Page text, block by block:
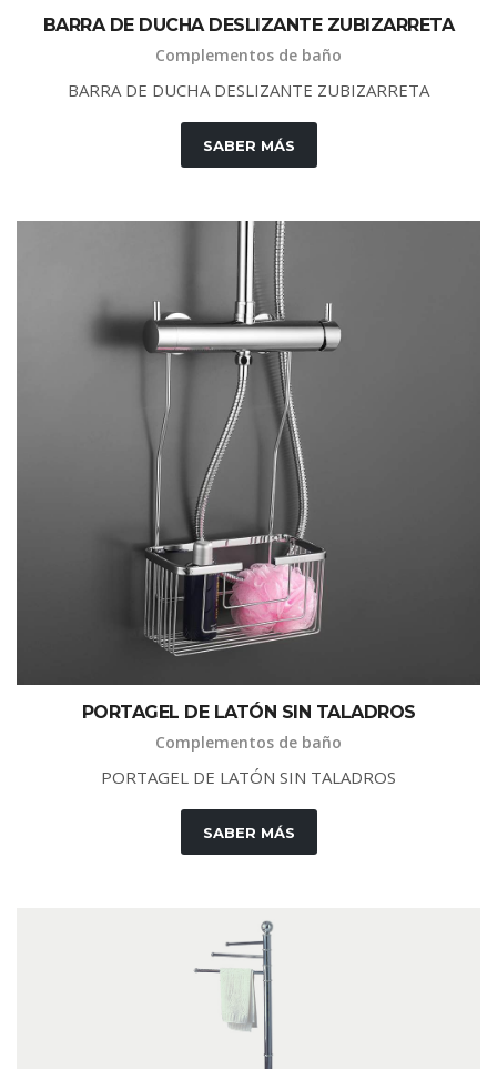
BARRA DE DUCHA DESLIZANTE ZUBIZARRETA
Complementos de baño
BARRA DE DUCHA DESLIZANTE ZUBIZARRETA
SABER MÁS
PORTAGEL DE LATÓN SIN TALADROS
Complementos de baño
PORTAGEL DE LATÓN SIN TALADROS
SABER MÁS